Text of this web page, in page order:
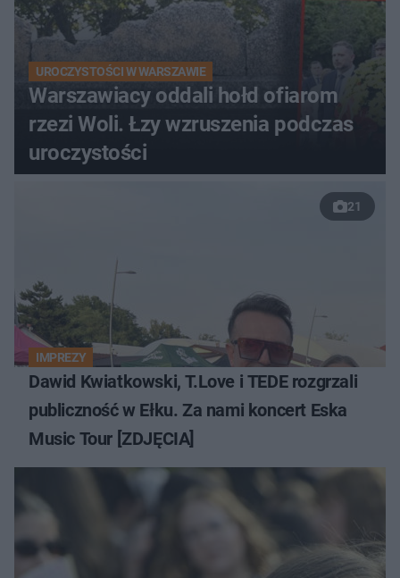
UROCZYSTOŚCI W WARSZAWIE
Warszawiacy oddali hołd ofiarom
rzezi Woli. Łzy wzruszenia podczas
uroczystości
21
IMPREZY
Dawid Kwiatkowski, T.Love i TEDE rozgrzali
publiczność w Ełku. Za nami koncert Eska
Music Tour [ZDJĘCIA]